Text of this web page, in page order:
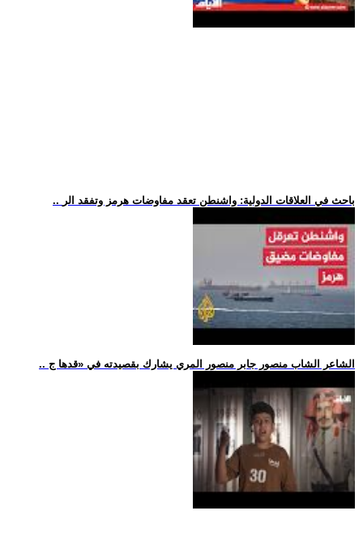
.. باحث في العلاقات الدولية: واشنطن تعقد مفاوضات هرمز وتفقد الر
.. الشاعر الشاب منصور جابر منصور المري يشارك بقصيدته في «قدها ج